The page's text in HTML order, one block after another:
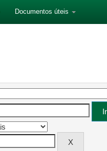
Documentos úteis